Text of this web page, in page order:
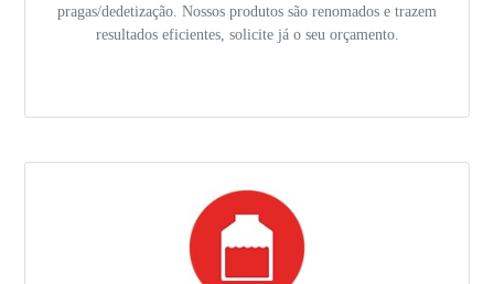
pragas/dedetização. Nossos produtos são renomados e trazem
resultados eficientes, solicite já o seu orçamento.